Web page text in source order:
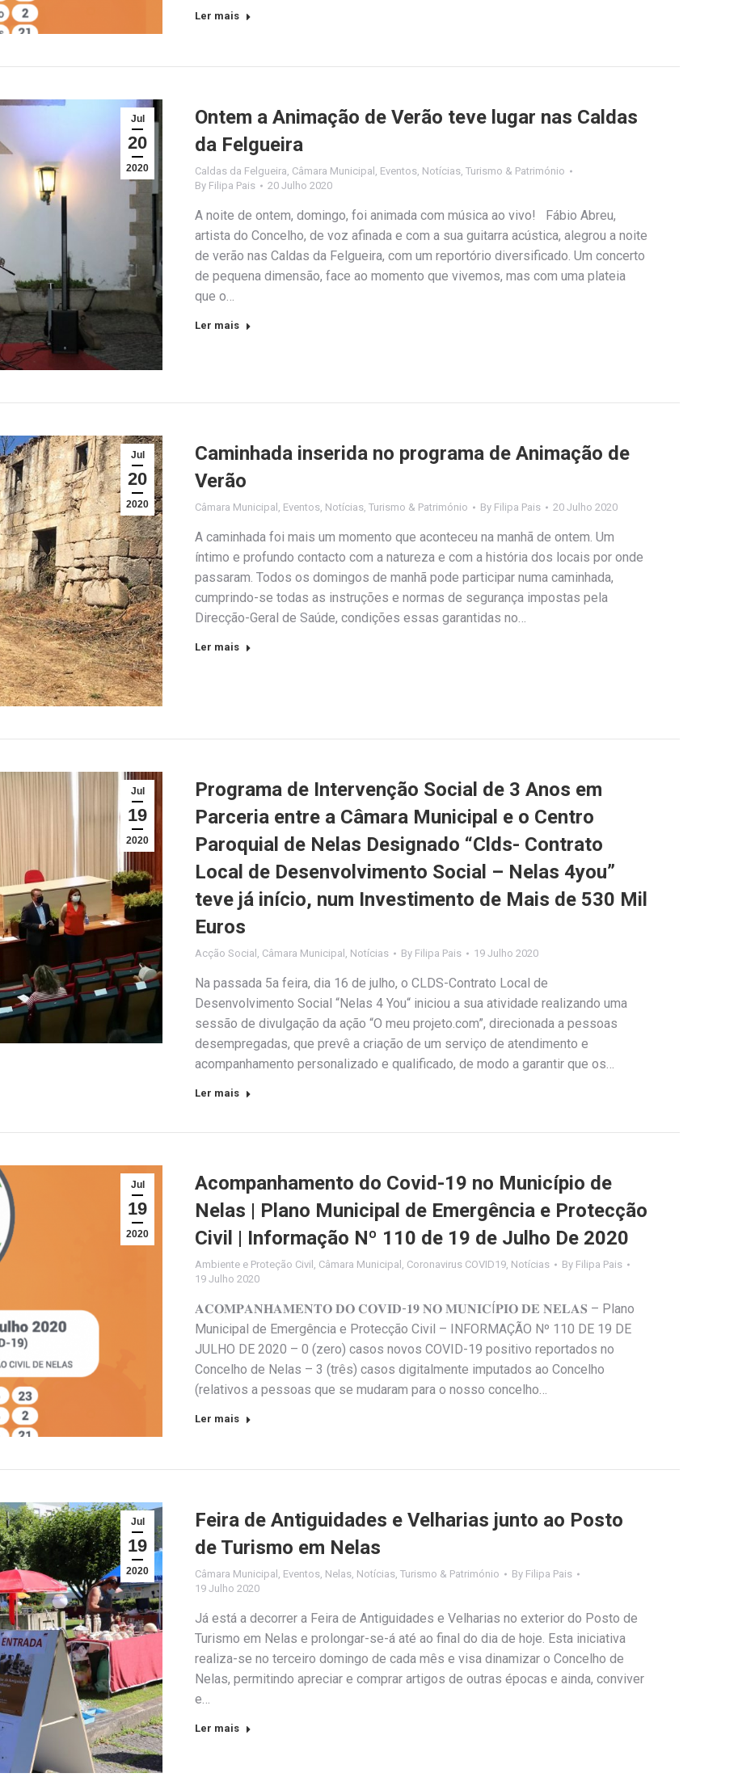
Ler mais
Jul
20
2020
Ontem a Animação de Verão teve lugar nas Caldas
da Felgueira
Caldas da Felgueira Câmara Municipal Eventos Notícias Turismo & Património
By Filipa Pais 20 Julho 2020
A noite de ontem, domingo, foi animada com música ao vivo! Fábio Abreu,
artista do Concelho, de voz afinada e com a sua guitarra acústica, alegrou a noite
de verão nas Caldas da Felgueira, com um reportório diversificado. Um concerto
de pequena dimensão, face ao momento que vivemos, mas com uma plateia
que o…
Ler mais
Jul
20
2020
Caminhada inserida no programa de Animação de
Verão
Câmara Municipal , Eventos, Notícias, Turismo & Património By Filipa Pais 20 Julho 2020
A caminhada foi mais um momento que aconteceu na manhã de ontem. Um
íntimo e profundo contacto com a natureza e com a história dos locais por onde
passaram. Todos os domingos de manhã pode participar numa caminhada,
cumprindo-se todas as instruções e normas de segurança impostas pela
Direcção-Geral de Saúde, condições essas garantidas no…
Ler mais
Jul
19
2020
Programa de Intervenção Social de 3 Anos em
Parceria entre a Câmara Municipal e o Centro
Paroquial de Nelas Designado “Clds- Contrato
Local de Desenvolvimento Social – Nelas 4you”
teve já início, num Investimento de Mais de 530 Mil
Euros
Acção Social , Câmara Municipal , Notícias By Filipa Pais 19 Julho 2020
Na passada 5a feira, dia 16 de julho, o CLDS-Contrato Local de
Desenvolvimento Social “Nelas 4 You“ iniciou a sua atividade realizando uma
sessão de divulgação da ação “O meu projeto.com”, direcionada a pessoas
desempregadas, que prevê a criação de um serviço de atendimento e
acompanhamento personalizado e qualificado, de modo a garantir que os…
Ler mais
Jul
19
2020
Acompanhamento do Covid-19 no Município de
Nelas | Plano Municipal de Emergência e Protecção
Civil | Informação Nº 110 de 19 de Julho De 2020
Ambiente e Proteção Civil , Câmara Municipal , Coronavirus COVID19, Notícias By Filipa Pais
19 Julho 2020
𝐀𝐂𝐎𝐌𝐏𝐀𝐍𝐇𝐀𝐌𝐄𝐍𝐓𝐎 𝐃𝐎 𝐂𝐎𝐕𝐈𝐃-𝟏𝟗 𝐍𝐎 𝐌𝐔𝐍𝐈𝐂Í𝐏𝐈𝐎 𝐃𝐄 𝐍𝐄𝐋𝐀𝐒 – Plano
Municipal de Emergência e Protecção Civil – INFORMAÇÃO Nº 110 DE 19 DE
JULHO DE 2020 – 0 (zero) casos novos COVID-19 positivo reportados no
Concelho de Nelas – 3 (três) casos digitalmente imputados ao Concelho
(relativos a pessoas que se mudaram para o nosso concelho…
Ler mais
Jul
19
2020
Feira de Antiguidades e Velharias junto ao Posto
de Turismo em Nelas
Câmara Municipal Eventos Nelas Notícias Turismo & Património By Filipa Pais
19 Julho 2020
Já está a decorrer a Feira de Antiguidades e Velharias no exterior do Posto de
Turismo em Nelas e prolongar-se-á até ao final do dia de hoje. Esta iniciativa
realiza-se no terceiro domingo de cada mês e visa dinamizar o Concelho de
Nelas, permitindo apreciar e comprar artigos de outras épocas e ainda, conviver
e…
Ler mais